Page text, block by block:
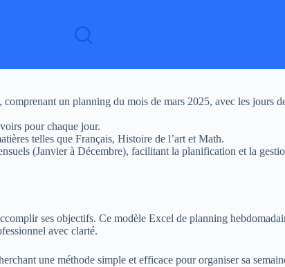
comprenant un planning du mois de mars 2025, avec les
pour chaque jour.
telles que Français, Histoire de l’art et Math.
(Janvier à Décembre), facilitant la planification et la
ses objectifs. Ce modèle Excel de planning
avec clarté.
une méthode simple et efficace pour organiser sa